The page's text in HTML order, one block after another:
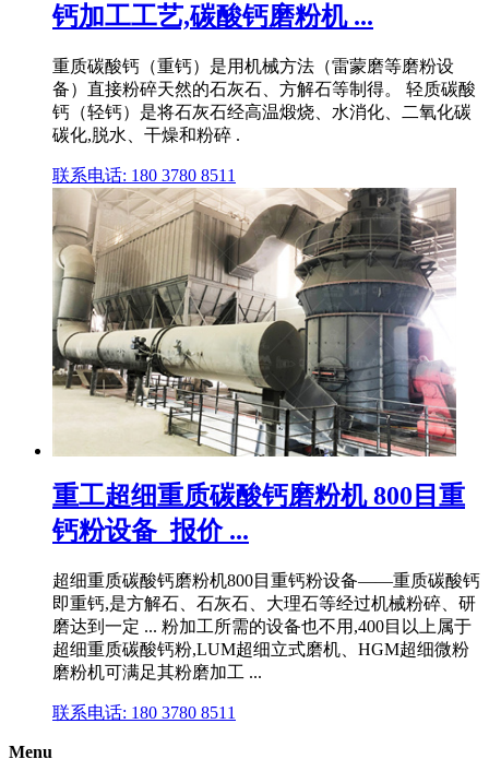
钙加工工艺,碳酸钙磨粉机 ...
重质碳酸钙（重钙）是用机械方法（雷蒙磨等磨粉设
备）直接粉碎天然的石灰石、方解石等制得。 轻质碳酸
钙（轻钙）是将石灰石经高温煅烧、水消化、二氧化碳
碳化,脱水、干燥和粉碎 .
联系电话: 180 3780 8511
重工超细重质碳酸钙磨粉机 800目重
钙粉设备_报价 ...
超细重质碳酸钙磨粉机800目重钙粉设备——重质碳酸钙
即重钙,是方解石、石灰石、大理石等经过机械粉碎、研
磨达到一定 ... 粉加工所需的设备也不用,400目以上属于
超细重质碳酸钙粉,LUM超细立式磨机、HGM超细微粉
磨粉机可满足其粉磨加工 ...
联系电话: 180 3780 8511
Menu